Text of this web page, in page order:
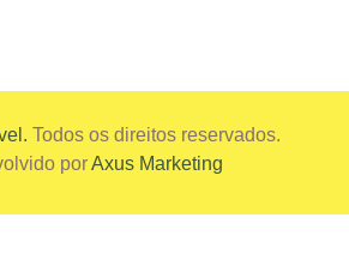
Todos os direitos reservados.
porAxus Marketing